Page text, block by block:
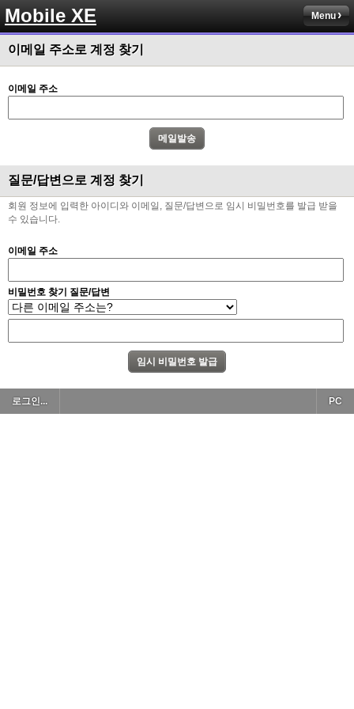
Mobile XE Menu
이메일 주소로 계정 찾기
이메일 주소
질문/답변으로 계정 찾기
회원 정보에 입력한 아이디와 이메일, 질문/답변으로 임시 비밀번호를 발급 받을
수 있습니다.
이메일 주소
비밀번호 찾기 질문/답변
로그인... PC